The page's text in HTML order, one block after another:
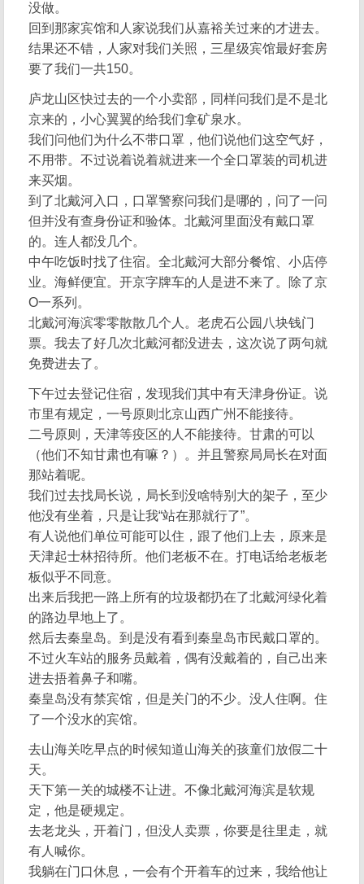
没做。
回到那家宾馆和人家说我们从嘉裕关过来的才进去。
结果还不错，人家对我们关照，三星级宾馆最好套房
要了我们一共150。
庐龙山区快过去的一个小卖部，同样问我们是不是北
京来的，小心翼翼的给我们拿矿泉水。
我们问他们为什么不带口罩，他们说他们这空气好，
不用带。不过说着说着就进来一个全口罩装的司机进
来买烟。
到了北戴河入口，口罩警察问我们是哪的，问了一问
但并没有查身份证和验体。北戴河里面没有戴口罩
的。连人都没几个。
中午吃饭时找了住宿。全北戴河大部分餐馆、小店停
业。海鲜便宜。开京字牌车的人是进不来了。除了京
O一系列。
北戴河海滨零零散散几个人。老虎石公园八块钱门
票。我去了好几次北戴河都没进去，这次说了两句就
免费进去了。
下午过去登记住宿，发现我们其中有天津身份证。说
市里有规定，一号原则北京山西广州不能接待。
二号原则，天津等疫区的人不能接待。甘肃的可以
（他们不知甘肃也有嘛？）。并且警察局局长在对面
那站着呢。
我们过去找局长说，局长到没啥特别大的架子，至少
他没有坐着，只是让我“站在那就行了”。
有人说他们单位可能可以住，跟了他们上去，原来是
天津起士林招待所。他们老板不在。打电话给老板老
板似乎不同意。
出来后我把一路上所有的垃圾都扔在了北戴河绿化着
的路边早地上了。
然后去秦皇岛。到是没有看到秦皇岛市民戴口罩的。
不过火车站的服务员戴着，偶有没戴着的，自己出来
进去捂着鼻子和嘴。
秦皇岛没有禁宾馆，但是关门的不少。没人住啊。住
了一个没水的宾馆。
去山海关吃早点的时候知道山海关的孩童们放假二十
天。
天下第一关的城楼不让进。不像北戴河海滨是软规
定，他是硬规定。
去老龙头，开着门，但没人卖票，你要是往里走，就
有人喊你。
我躺在门口休息，一会有个开着车的过来，我给他让